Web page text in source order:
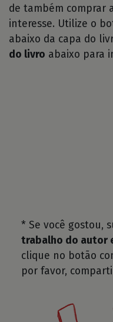
de também comprar
interesse. Utilize o
abaixo da capa do
do livro abaixo para
* Se você gostou,
trabalho do autor
clique no botão
por favor,